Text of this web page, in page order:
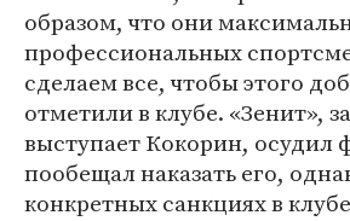
образом, что они
профессиональных
сделаем все, чтобы этого
отметили в клубе. «Зенит»,
выступает Кокорин, осудил
пообещал наказать его,
конкретных санкциях в